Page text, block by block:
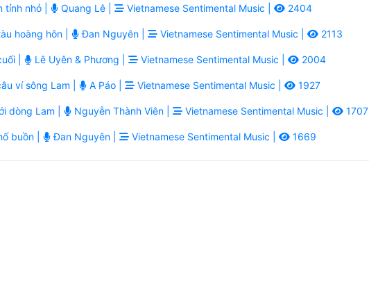
tỉnh nhỏ | Quang Lê | Vietnamese Sentimental Music | 2404
hoàng hôn | Đan Nguyên | Vietnamese Sentimental Music | 2113
| Lê Uyên & Phương | Vietnamese Sentimental Music | 2004
ví sông Lam | A Páo | Vietnamese Sentimental Music | 1927
dòng Lam | Nguyễn Thành Viên | Vietnamese Sentimental Music | 1707
buồn | Đan Nguyên | Vietnamese Sentimental Music | 1669